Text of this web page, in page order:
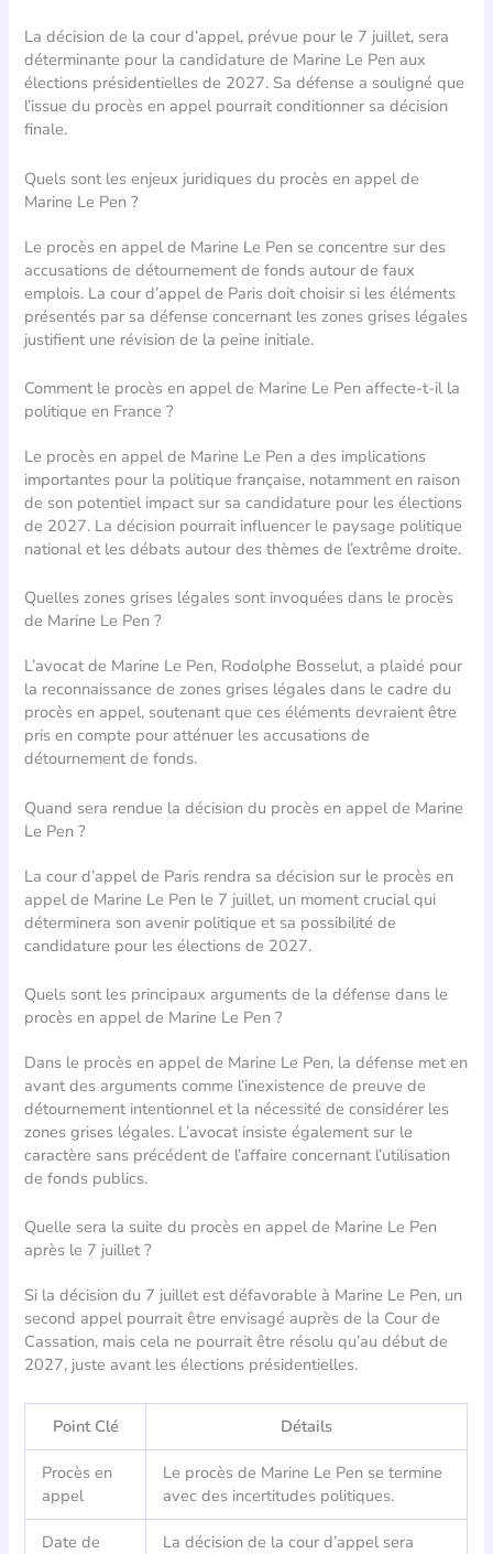
La décision de la cour d’appel, prévue pour le 7 juillet, sera
déterminante pour la candidature de Marine Le Pen aux
élections présidentielles de 2027. Sa défense a souligné que
l’issue du procès en appel pourrait conditionner sa décision
finale.
Quels sont les enjeux juridiques du procès en appel de
Marine Le Pen ?
Le procès en appel de Marine Le Pen se concentre sur des
accusations de détournement de fonds autour de faux
emplois. La cour d’appel de Paris doit choisir si les éléments
présentés par sa défense concernant les zones grises légales
justifient une révision de la peine initiale.
Comment le procès en appel de Marine Le Pen affecte-t-il la
politique en France ?
Le procès en appel de Marine Le Pen a des implications
importantes pour la politique française, notamment en raison
de son potentiel impact sur sa candidature pour les élections
de 2027. La décision pourrait influencer le paysage politique
national et les débats autour des thèmes de l’extrême droite.
Quelles zones grises légales sont invoquées dans le procès
de Marine Le Pen ?
L’avocat de Marine Le Pen, Rodolphe Bosselut, a plaidé pour
la reconnaissance de zones grises légales dans le cadre du
procès en appel, soutenant que ces éléments devraient être
pris en compte pour atténuer les accusations de
détournement de fonds.
Quand sera rendue la décision du procès en appel de Marine
Le Pen ?
La cour d’appel de Paris rendra sa décision sur le procès en
appel de Marine Le Pen le 7 juillet, un moment crucial qui
déterminera son avenir politique et sa possibilité de
candidature pour les élections de 2027.
Quels sont les principaux arguments de la défense dans le
procès en appel de Marine Le Pen ?
Dans le procès en appel de Marine Le Pen, la défense met en
avant des arguments comme l’inexistence de preuve de
détournement intentionnel et la nécessité de considérer les
zones grises légales. L’avocat insiste également sur le
caractère sans précédent de l’affaire concernant l’utilisation
de fonds publics.
Quelle sera la suite du procès en appel de Marine Le Pen
après le 7 juillet ?
Si la décision du 7 juillet est défavorable à Marine Le Pen, un
second appel pourrait être envisagé auprès de la Cour de
Cassation, mais cela ne pourrait être résolu qu’au début de
2027, juste avant les élections présidentielles.
Point Clé Détails
Procès en
appel
Le procès de Marine Le Pen se termine
avec des incertitudes politiques.
Date de
La décision de la cour d’appel sera